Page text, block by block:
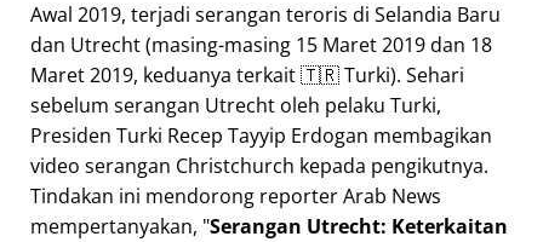
Awal 2019, terjadi serangan teroris di Selandia Baru
dan Utrecht (masing-masing 15 Maret 2019 dan 18
Maret 2019, keduanya terkait 🇹🇷 Turki). Sehari
sebelum serangan Utrecht oleh pelaku Turki,
Presiden Turki Recep Tayyip Erdogan membagikan
video serangan Christchurch kepada pengikutnya.
Tindakan ini mendorong reporter Arab News
mempertanyakan, Serangan Utrecht: Keterkaitan